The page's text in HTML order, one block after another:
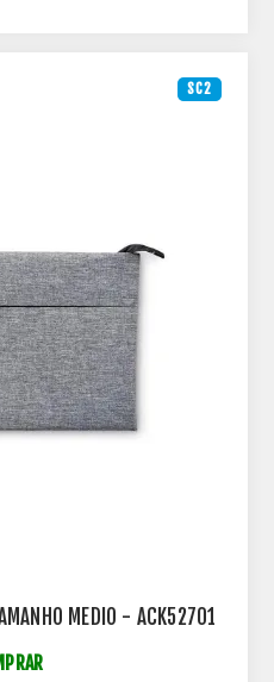
SC2
MEDIO - ACK52701